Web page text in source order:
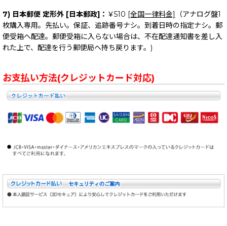
7) 日本郵便 定形外 [日本郵政]： ￥510 [全国一律料金]
（アナログ盤1
枚購入専用。先払い。保証、追跡番号ナシ。到着日時の指定ナシ。郵
便受箱へ配達。郵便受箱に入らない場合は、不在配達通知書を差し入
れた上で、配達を行う郵便局へ持ち戻ります。)
お支払い方法(クレジットカード対応)